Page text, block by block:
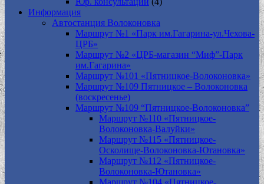
Информация
Автостанция Волоконовка
Маршрут №1 «Парк им.Гагарина-ул.Чехова-
ЦРБ»
Маршрут №2 «ЦРБ-магазин “Миф”-Парк
им.Гагарина»
Маршрут №101 «Пятницкое-Волоконовка»
Маршрут №109 Пятницкое – Волоконовка
(воскресенье)
Маршрут №109 “Пятницкое-Волоконовка”
Маршрут №110 «Пятницкое-
Волоконовка-Валуйки»
Маршрут №115 «Пятницкое-
Осколище-Волоконовка-Ютановка»
Маршрут №112 «Пятницкое-
Волоконовка-Ютановка»
Маршрут №104 «Пятницкое-